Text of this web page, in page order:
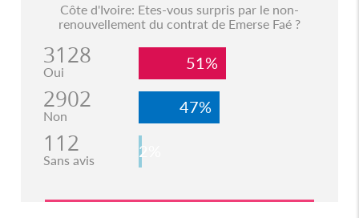
Côte d'Ivoire: Etes-vous surpris par le non-
renouvellement du contrat de Emerse Faé ?
3128
Oui 51%
2902
Non 47%
112
Sans avis 2%